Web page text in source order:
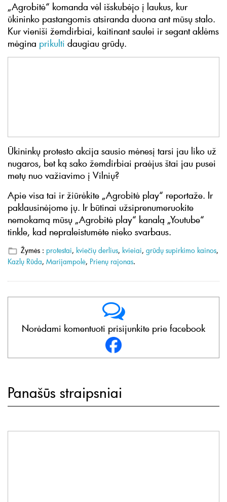
„Agrobitė“ komanda vėl išskubėjo į laukus, kur
ūkininko pastangomis atsiranda duona ant mūsų stalo.
Kur vieniši žemdirbiai, kaitinant saulei ir segant aklėms
mėgina prikulti daugiau grūdų.
Ūkininkų protesto akcija sausio mėnesį tarsi jau liko už
nugaros, bet ką sako žemdirbiai praėjus štai jau pusei
metų nuo važiavimo į Vilnių?
Apie visa tai ir žiūrėkite „Agrobitė play“ reportaže. Ir
paklausinėjome jų. Ir būtinai užsiprenumeruokite
nemokamą mūsų „Agrobitė play“ kanalą „Youtube“
tinkle, kad nepraleistumėte nieko svarbaus.
Žymės : protestai, kviečių derlius, kvieiai, grūdų supirkimo kainos,
Kazlų Rūda, Marijampolė, Prienų rajonas.
Norėdami komentuoti prisijunkite prie facebook
Panašūs straipsniai